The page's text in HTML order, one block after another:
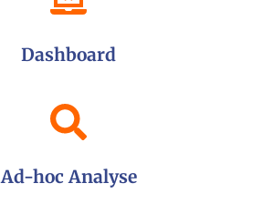
Dashboard
Ad-hoc Analyse